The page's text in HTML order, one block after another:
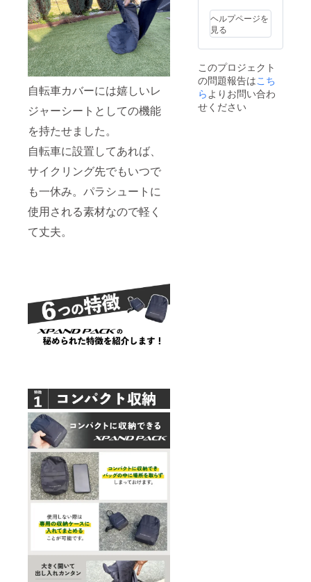
自転車カバーには嬉しいレ
ジャーシートとしての機能
を持たせました。
自転車に設置してあれば、
サイクリング先でもいつで
も一休み。パラシュートに
使用される素材なので軽く
て丈夫。
せより
別途ご
連絡下
さい。
況によ
り商品
のお届
けが遅
れる可
しくは
ご注文
後に
「お問
せ」よ
りご連
絡くだ
さい。
弊社か
ヘルプページを
見る
このプロジェクト
の問題報告はこち
らよりお問い合わ
せください